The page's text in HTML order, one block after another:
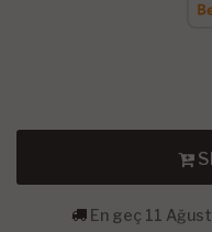
En geç 11